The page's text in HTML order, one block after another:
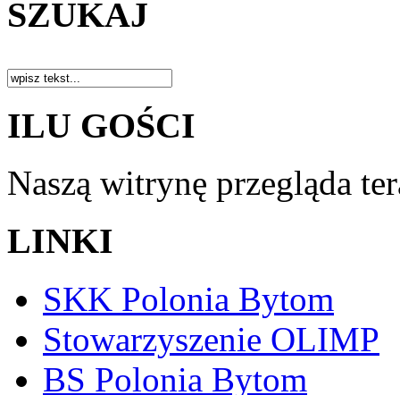
SZUKAJ
ILU GOŚCI
Naszą witrynę przegląda
LINKI
SKK Polonia Bytom
Stowarzyszenie OLIMP
BS Polonia Bytom